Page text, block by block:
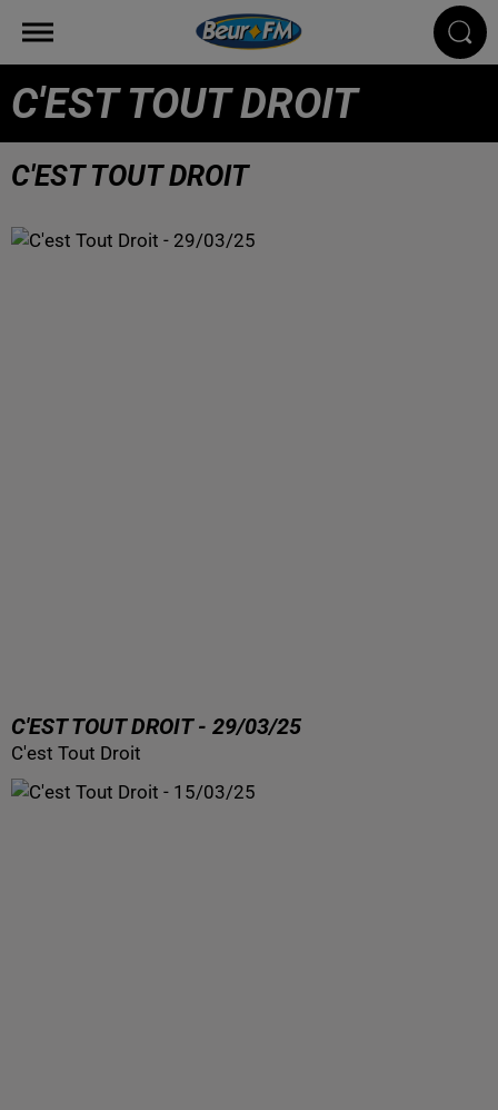
C'EST TOUT DROIT
C'EST TOUT DROIT
C'EST TOUT DROIT - 29/03/25
C'est Tout Droit